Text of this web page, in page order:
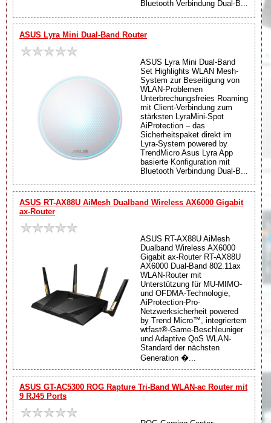
Bluetooth Verbindung Dual-B...
ASUS Lyra Mini Dual-Band Router
ASUS Lyra Mini Dual-Band
Set Highlights WLAN Mesh-
System zur Beseitigung von
WLAN-Problemen
Unterbrechungsfreies Roaming
mit Client-Verbindung zum
stärksten LyraMini-Spot
AiProtection – das
Sicherheitspaket direkt im
Lyra-System powered by
TrendMicro Asus Lyra App
basierte Konfiguration mit
Bluetooth Verbindung Dual-B...
ASUS RT-AX88U AiMesh Dualband Wireless AX6000 Gigabit
ax-Router
ASUS RT-AX88U AiMesh
Dualband Wireless AX6000
Gigabit ax-Router RT-AX88U
AX6000 Dual-Band 802.11ax
WLAN-Router mit
Unterstützung für MU-MIMO-
und OFDMA-Technologie,
AiProtection-Pro-
Netzwerksicherheit powered
by Trend Micro™, integriertem
wtfast®-Game-Beschleuniger
und Adaptive QoS WLAN-
Standard der nächsten
Generation �...
ASUS GT-AC5300 ROG Rapture Tri-Band WLAN-ac Router mit
9 RJ45 Ports